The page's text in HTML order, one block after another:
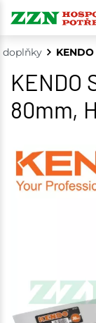
doplňky
KENDO
80mm,